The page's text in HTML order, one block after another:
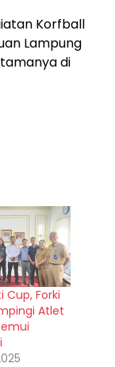
Korfball
Lampung
di
Cup, Forki
Atlet